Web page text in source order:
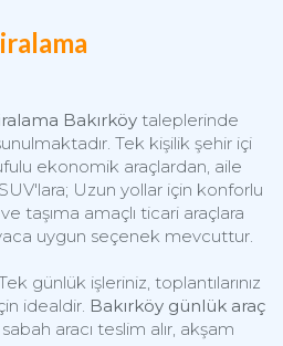
Bakırköy taleplerinde
Tek kişilik şehir içi
ekonomik araçlardan, aile
Uzun yollar için konforlu
taşıma amaçlı ticari araçlara
uygun seçenek mevcuttur.
günlük işleriniz, toplantılarınız
idealdir. Bakırköy günlük araç
aracı teslim alır, akşam